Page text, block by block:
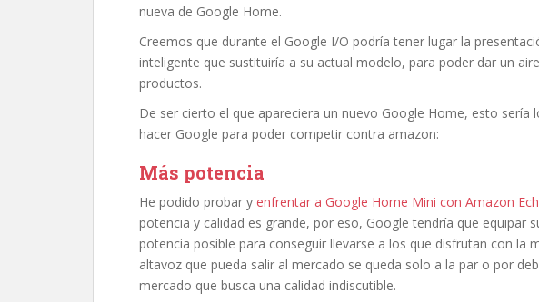
nueva de Google Home.
Creemos que durante el Google I/O podría tener lugar la
inteligente que sustituiría a su actual modelo, para poder dar un
productos.
De ser cierto el que apareciera un nuevo Google Home, esto sería
hacer Google para poder competir contra amazon:
Más potencia
He podido probar y enfrentar a Google Home Mini con Amazon
potencia y calidad es grande, por eso, Google tendría que equipar
potencia posible para conseguir llevarse a los que disfrutan con la
altavoz que pueda salir al mercado se queda solo a la par o por
mercado que busca una calidad indiscutible.